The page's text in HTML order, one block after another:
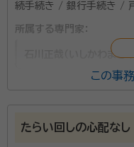
続手続き / 銀行手続き /
所属する専門家：
石川正哉（いしかわまさや
意向を聞かせてくださ
この事
たらい回しの心配なし